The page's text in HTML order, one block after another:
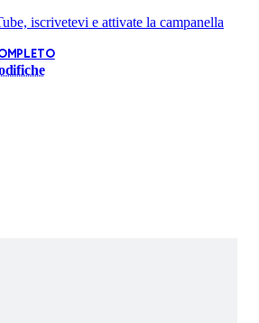
iscrivetevi e attivate la campanella